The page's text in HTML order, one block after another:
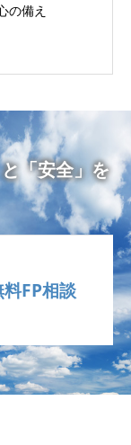
の備え
「安全」を
FP相談